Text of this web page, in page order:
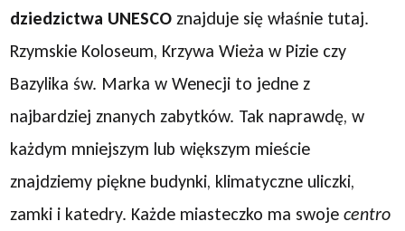
dziedzictwa UNESCOznajduje się właśnie tutaj.
Rzymskie Koloseum, Krzywa Wieża w Pizie czy
Bazylika św. Marka w Wenecji to jedne z
najbardziej znanych zabytków. Tak naprawdę, w
każdym mniejszym lub większym mieście
znajdziemy piękne budynki, klimatyczne uliczki,
zamki i katedry. Każde miasteczko ma swojecentro